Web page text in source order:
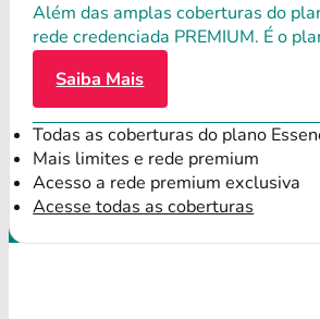
Além das amplas coberturas do
rede credenciada PREMIUM. É o
Saiba Mais
Todas as coberturas do plano
Mais limites e rede premium
Acesso a rede premium exclusiva
Acesse todas as coberturas